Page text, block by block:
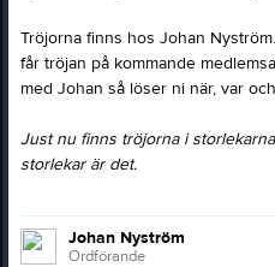
Tröjorna finns hos Johan
får tröjan på kommande
med Johan så löser ni när, var
Just nu finns tröjorna i
storlekar är det.
Johan Nyström
Ordförande